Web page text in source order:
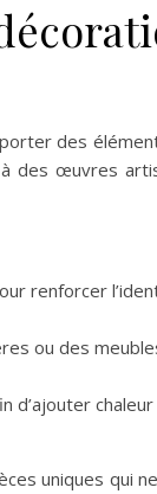
des
des œuvres
renforcer
ou des
d’ajouter
uniques qui